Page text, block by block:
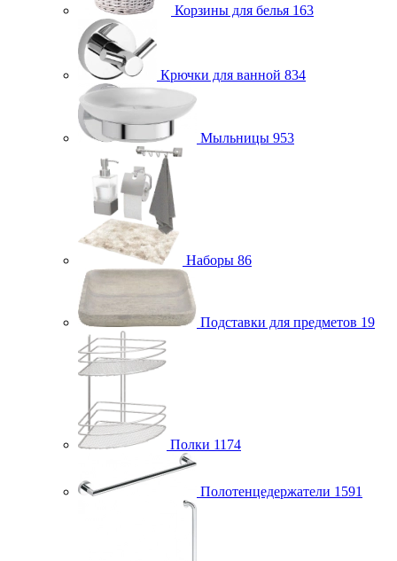
Корзины для белья 163
Крючки для ванной 834
Мыльницы 953
Наборы 86
Подставки для предметов 19
Полки 1174
Полотенцедержатели 1591